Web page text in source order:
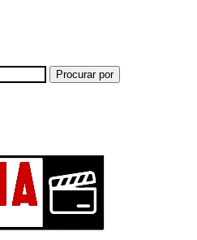
Procurar por